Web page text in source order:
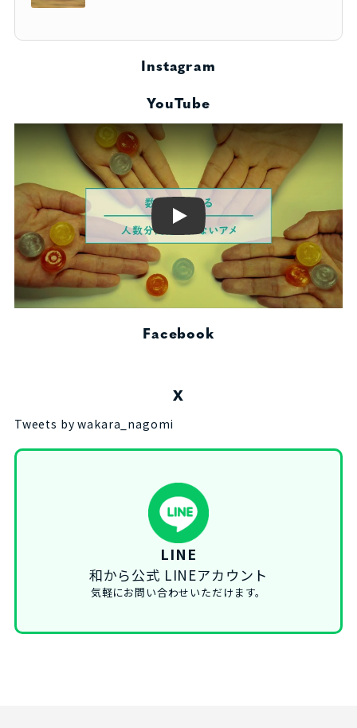
Instagram
YouTube
Play
Facebook
X
Tweets by wakara_nagomi
LINE
和から公式 LINEアカウント
気軽にお問い合わせいただけます。